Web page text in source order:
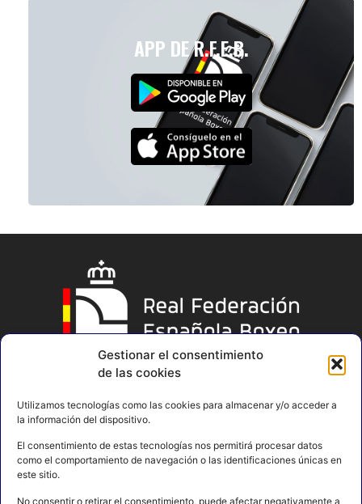
Gestionar el consentimiento
de las cookies
Utilizamos tecnologías como las cookies para almacenar y/o acceder a
la información del dispositivo.
El consentimiento de estas tecnologías nos permitirá procesar datos
como el comportamiento de navegación o las identificaciones únicas en
este sitio.
No consentir o retirar el consentimiento, puede afectar negativamente a
APP DE R.F.E.B.